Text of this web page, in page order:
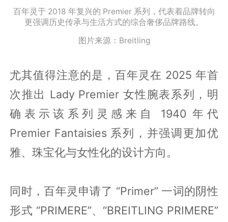
百年灵于 2018 年复兴的 Premier 系列，代表着品牌转向
更强调历史传承与生活方式的综合奢侈品牌路线。
图片来源：Breitling
尤其值得注意的是，百年灵在 2025 年首
次推出 Lady Premier 女性腕表系列，明
确表示该系列灵感来自 1940 年代
Premier Fantaisies 系列，并强调更加优
雅、珠宝化与女性化的设计方向。
同时，百年灵申请了 “Primer” 一词的阴性
形式 “PRIMERE”、“BREITLING PRIMERE”